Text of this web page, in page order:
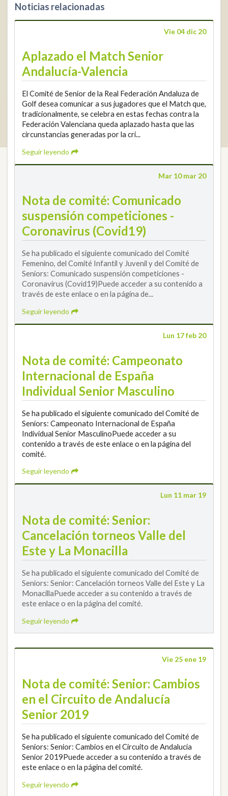
Noticias relacionadas
Vie 04 dic 20
Aplazado el Match Senior
Andalucía-Valencia
El Comité de Senior de la Real Federación Andaluza de
Golf desea comunicar a sus jugadores que el Match que,
tradicionalmente, se celebra en estas fechas contra la
Federación Valenciana queda aplazado hasta que las
circunstancias generadas por la cri...
Seguir leyendo
Mar 10 mar 20
Nota de comité: Comunicado
suspensión competiciones -
Coronavirus (Covid19)
Se ha publicado el siguiente comunicado del Comité
Femenino, del Comité Infantil y Juvenil y del Comité de
Seniors: Comunicado suspensión competiciones -
Coronavirus (Covid19)Puede acceder a su contenido a
través de este enlace o en la página de...
Seguir leyendo
Lun 17 feb 20
Nota de comité: Campeonato
Internacional de España
Individual Senior Masculino
Se ha publicado el siguiente comunicado del Comité de
Seniors: Campeonato Internacional de España
Individual Senior MasculinoPuede acceder a su
contenido a través de este enlace o en la página del
comité.
Seguir leyendo
Lun 11 mar 19
Nota de comité: Senior:
Cancelación torneos Valle del
Este y La Monacilla
Se ha publicado el siguiente comunicado del Comité de
Seniors: Senior: Cancelación torneos Valle del Este y La
MonacillaPuede acceder a su contenido a través de
este enlace o en la página del comité.
Seguir leyendo
Vie 25 ene 19
Nota de comité: Senior: Cambios
en el Circuito de Andalucía
Senior 2019
Se ha publicado el siguiente comunicado del Comité de
Seniors: Senior: Cambios en el Circuito de Andalucía
Senior 2019Puede acceder a su contenido a través de
este enlace o en la página del comité.
Seguir leyendo
+34 952 225
590
2026 © Real Federación Andaluza de Golf
Política de Privacidad
Política de Cookies
Aviso legal
© DarkSky
Widget de competiciones